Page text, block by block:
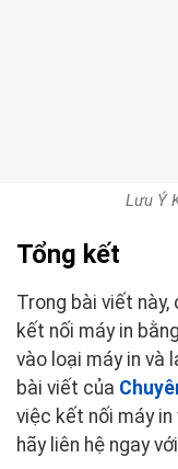
Lưu Ý
Tổng kết
Trong bài viết
kết nối máy in
vào loại máy in và
bài viết của
việc kết nối máy
hãy liên hệ ngay